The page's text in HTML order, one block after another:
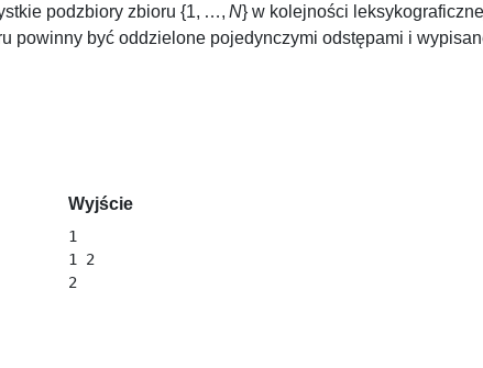
podzbiory zbioru {1, …, N} w kolejności
powinny być oddzielone pojedynczymi odstępami i
Wyjście
1
1 2